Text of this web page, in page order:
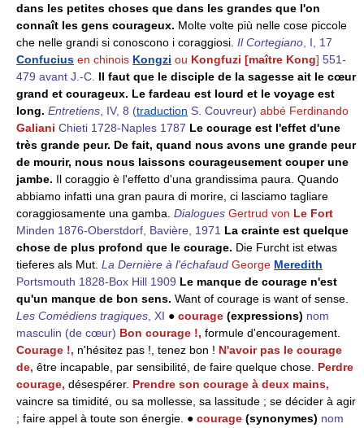
dans les petites choses que dans les grandes que l'on
connaît les gens courageux. Molte volte più nelle cose piccole
che nelle grandi si conoscono i coraggiosi. Il Cortegiano, I, 17
Confucius en chinois Kongzi ou Kongfuzi [maître Kong] 551-
479 avant J.-C. Il faut que le disciple de la sagesse ait le cœur
grand et courageux. Le fardeau est lourd et le voyage est
long. Entretiens, IV, 8 (traduction S. Couvreur) abbé Ferdinando
Galiani Chieti 1728-Naples 1787 Le courage est l'effet d'une
très grande peur. De fait, quand nous avons une grande peur
de mourir, nous nous laissons courageusement couper une
jambe. Il coraggio è l'effetto d'una grandissima paura. Quando
abbiamo infatti una gran paura di morire, ci lasciamo tagliare
coraggiosamente una gamba. Dialogues Gertrud von Le Fort
Minden 1876-Oberstdorf, Bavière, 1971 La crainte est quelque
chose de plus profond que le courage. Die Furcht ist etwas
tieferes als Mut. La Dernière à l'échafaud George Meredith
Portsmouth 1828-Box Hill 1909 Le manque de courage n'est
qu'un manque de bon sens. Want of courage is want of sense.
Les Comédiens tragiques, XI ● courage (expressions) nom
masculin (de cœur) Bon courage !, formule d'encouragement.
Courage !, n'hésitez pas !, tenez bon ! N'avoir pas le courage
de, être incapable, par sensibilité, de faire quelque chose. Perdre
courage, désespérer. Prendre son courage à deux mains,
vaincre sa timidité, ou sa mollesse, sa lassitude ; se décider à agir
; faire appel à toute son énergie. ● courage (synonymes) nom